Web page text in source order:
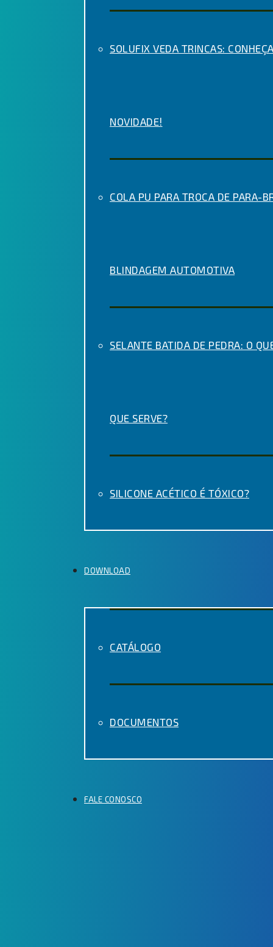
SOLUFIX VEDA TRINCAS:
NOVIDADE!
COLA PU PARA TROCA DE PARA-
BLINDAGEM AUTOMOTIVA
SELANTE BATIDA DE PEDRA: O
QUE SERVE?
SILICONE ACÉTICO É TÓXICO?
DOWNLOAD
CATÁLOGO
DOCUMENTOS
FALE CONOSCO